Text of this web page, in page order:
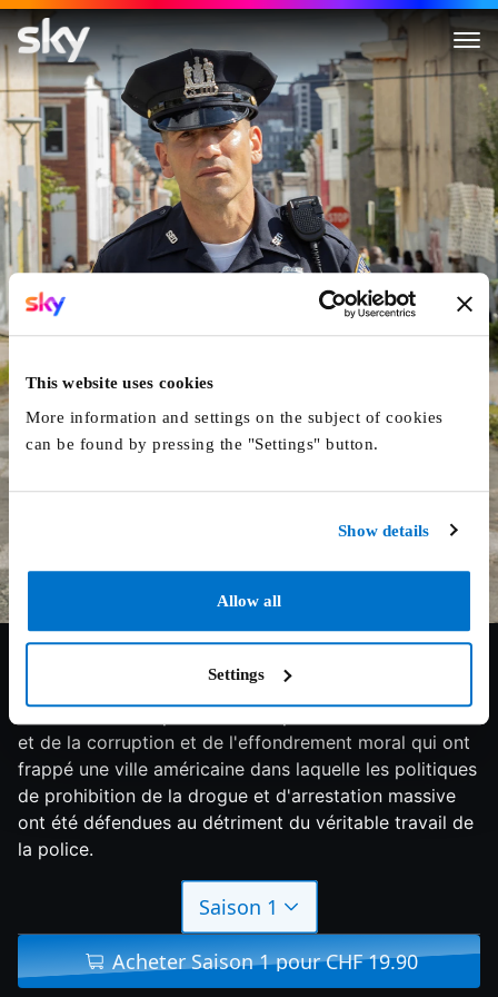
This website uses cookies
More information and settings on the subject of cookies
can be found by pressing the "Settings" button.
Show details
Allow all
Settings
We Own This City
7.1/10 2022 1 saison Thriller
Chronique de l'ascension et de la chute du Gun Trace
Task Force du département de police de Baltimore -
et de la corruption et de l'effondrement moral qui ont
frappé une ville américaine dans laquelle les politiques
de prohibition de la drogue et d'arrestation massive
ont été défendues au détriment du véritable travail de
la police.
Saison 1
Acheter Saison 1 pour CHF 19.90